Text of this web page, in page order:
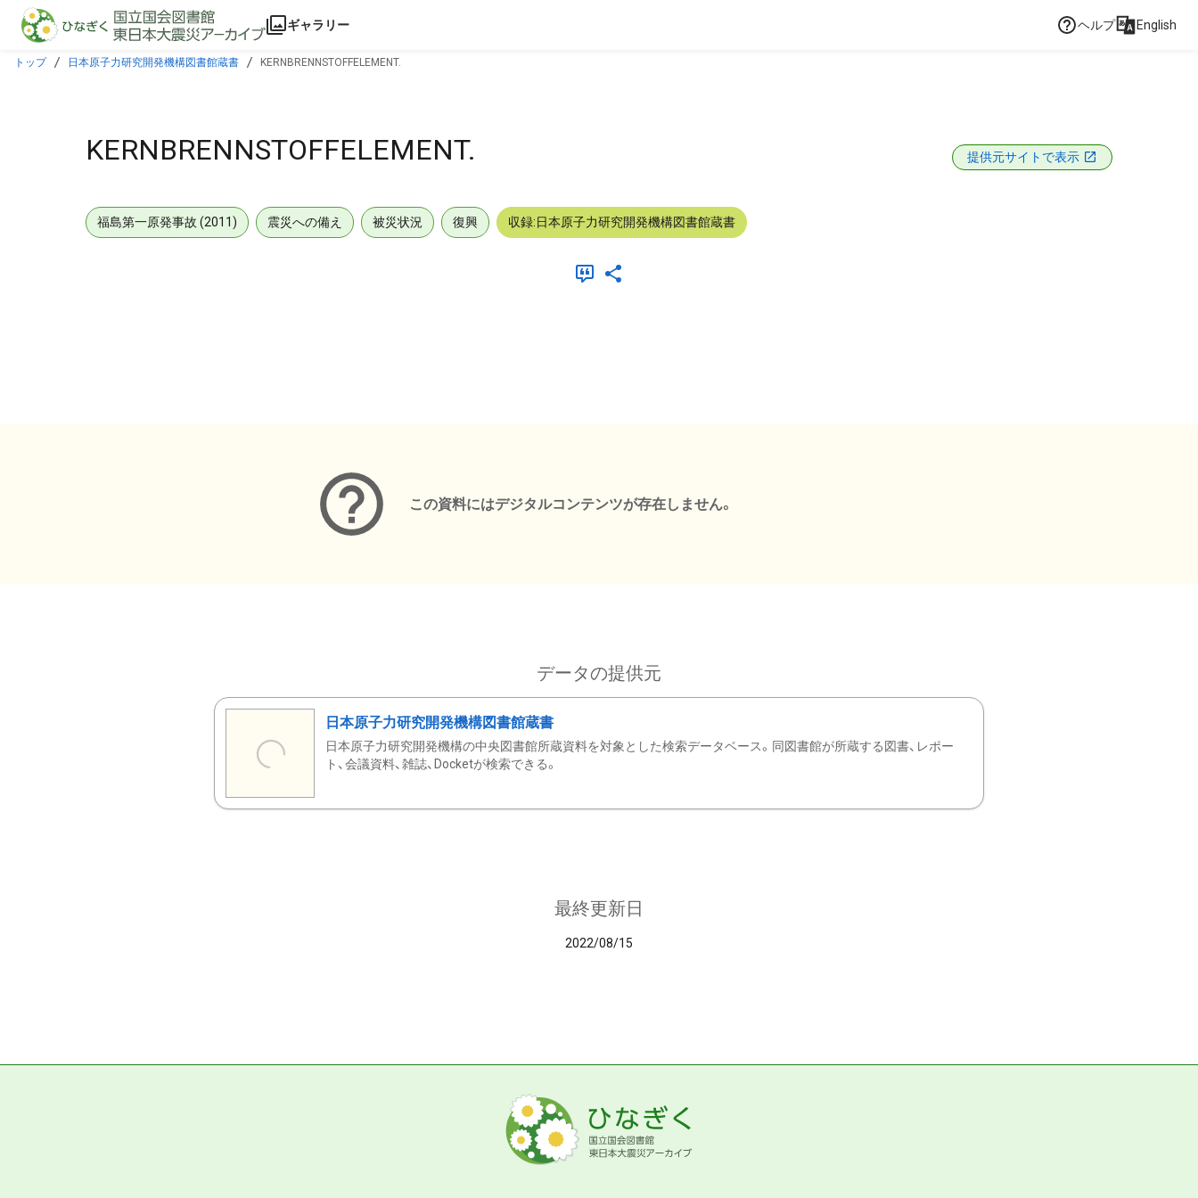
本文に飛ぶ
ギャラリー ヘルプ English
トップ 日本原子力研究開発機構図書館蔵書 KERNBRENNSTOFFELEMENT.
KERNBRENNSTOFFELEMENT. 提供元サイトで表示
福島第一原発事故 (2011) 震災への備え 被災状況 復興 収録:日本原子力研究開発機構図書館蔵書
この資料にはデジタルコンテンツが存在しません。
データの提供元
日本原子力研究開発機構図書館蔵書
日本原子力研究開発機構の中央図書館所蔵資料を対象とした検索データベース。同図書館が所蔵する図書、レポー
ト、会議資料、雑誌、Docketが検索できる。
最終更新日
2022/08/15